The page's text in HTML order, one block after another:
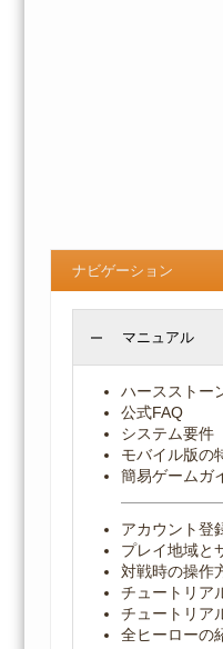
ナビゲーション
マニュアル
ハースストー
公式FAQ
システム要件
モバイル版の
簡易ゲームガ
アカウント登
プレイ地域と
対戦時の操作
チュートリア
チュートリア
全ヒーローの